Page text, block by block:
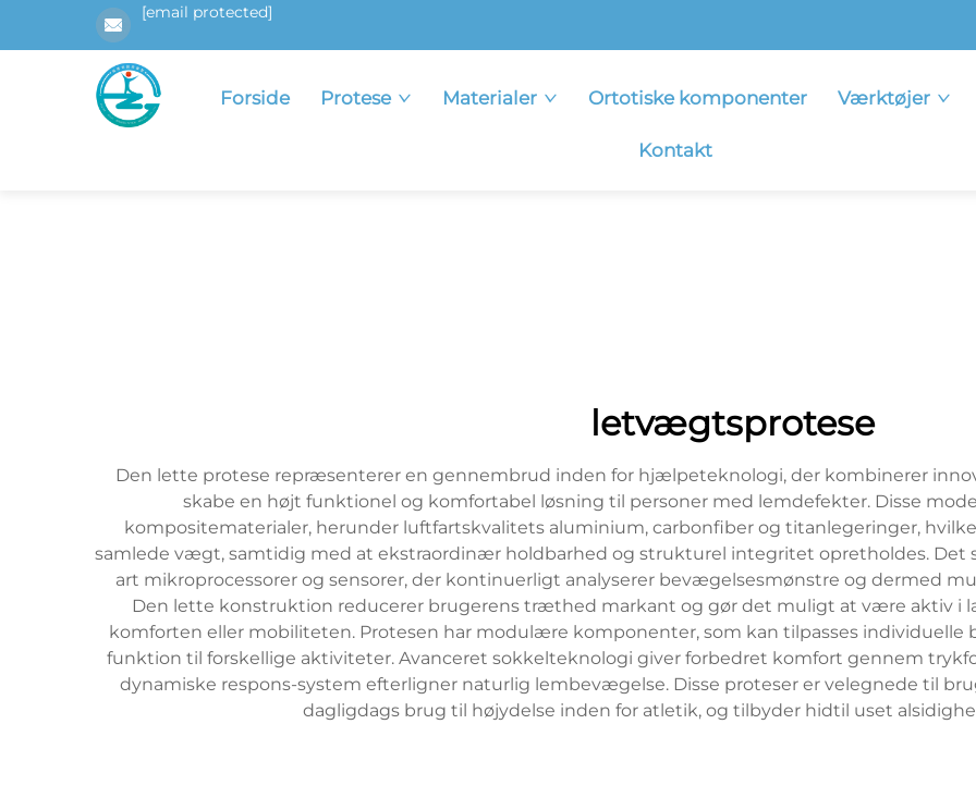
[email protected]
Forside Protese Materialer Ortotiske komponenter Værktøjer
Kontakt
letvægtsprotese
Den lette protese repræsenterer en gennembrud inden for hjælpeteknologi, der kombinerer
skabe en højt funktionel og komfortabel løsning til personer med lemdefekter. Disse
kompositematerialer, herunder luftfartskvalitets aluminium, carbonfiber og titanlegeringer,
samlede vægt, samtidig med at ekstraordinær holdbarhed og strukturel integritet opretholdes. Det
art mikroprocessorer og sensorer, der kontinuerligt analyserer bevægelsesmønstre og dermed
Den lette konstruktion reducerer brugerens træthed markant og gør det muligt at være aktiv i
komforten eller mobiliteten. Protesen har modulære komponenter, som kan tilpasses individuelle
funktion til forskellige aktiviteter. Avanceret sokkelteknologi giver forbedret komfort gennem
dynamiske respons-system efterligner naturlig lembevægelse. Disse proteser er velegnede til
dagligdags brug til højydelse inden for atletik, og tilbyder hidtil uset